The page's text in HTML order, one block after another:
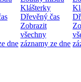
dne
Klášterky
Dřevěný čas
Zobrazit
všechny
záznamy ze dne